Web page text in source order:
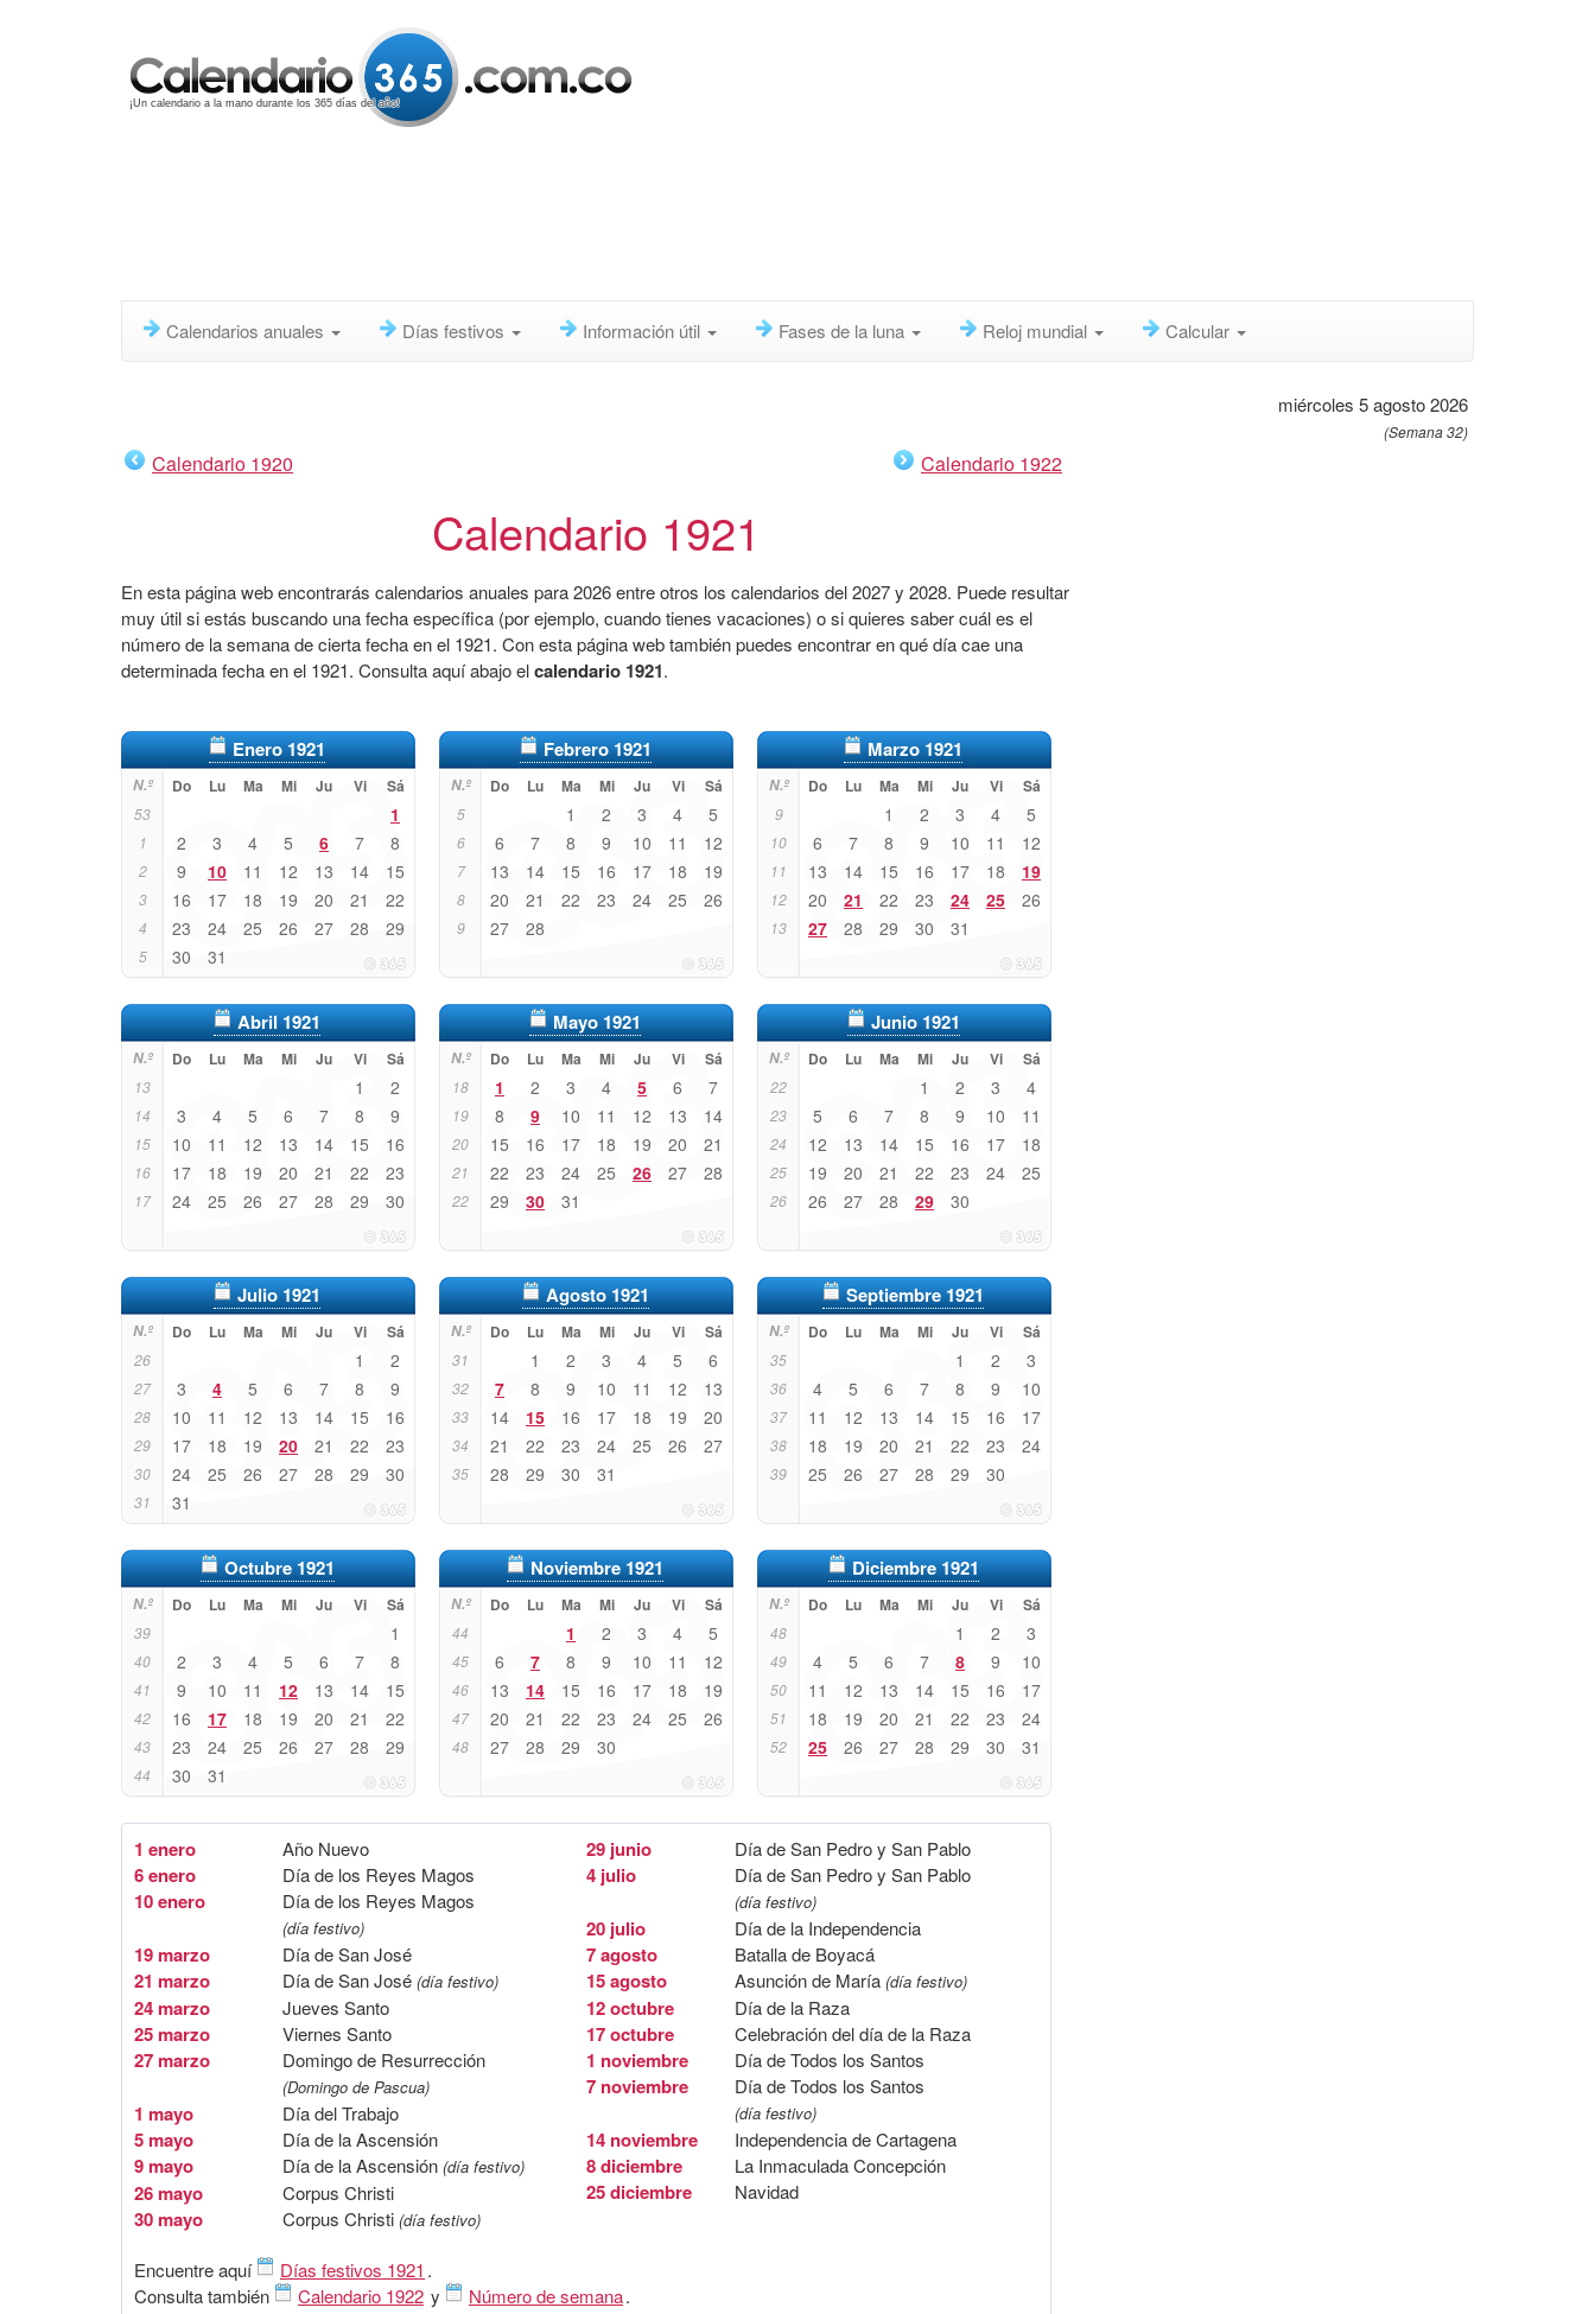
¡Un calendario a la mano durante los 365 días del año!
Calendarios anuales Días festivos Información útil Fases de la luna Reloj mundial Calcular
miércoles 5 agosto 2026
(Semana 32)
Calendario 1920 Calendario 1922
Calendario 1921
En esta página web encontrarás calendarios anuales para 2026 entre otros los calendarios del 2027 y 2028. Puede resultar
muy útil si estás buscando una fecha específica (por ejemplo, cuando tienes vacaciones) o si quieres saber cuál es el
número de la semana de cierta fecha en el 1921. Con esta página web también puedes encontrar en qué día cae una
determinada fecha en el 1921. Consulta aquí abajo elcalendario 1921.
Enero 1921
N.º Do Lu Ma Mi Ju Vi Sá
53 1
1 2 3 4 5 6 7 8
2 9 10 11 12 13 14 15
3 16 17 18 19 20 21 22
4 23 24 25 26 27 28 29
5 30 31
Febrero 1921
N.º Do Lu Ma Mi Ju Vi Sá
5 1 2 3 4 5
6 6 7 8 9 10 11 12
7 13 14 15 16 17 18 19
8 20 21 22 23 24 25 26
9 27 28
Marzo 1921
N.º Do Lu Ma Mi Ju Vi Sá
9 1 2 3 4 5
10 6 7 8 9 10 11 12
11 13 14 15 16 17 18 19
12 20 21 22 23 24 25 26
13 27 28 29 30 31
Abril 1921
N.º Do Lu Ma Mi Ju Vi Sá
13 1 2
14 3 4 5 6 7 8 9
15 10 11 12 13 14 15 16
16 17 18 19 20 21 22 23
17 24 25 26 27 28 29 30
Mayo 1921
N.º Do Lu Ma Mi Ju Vi Sá
18 1 2 3 4 5 6 7
19 8 9 10 11 12 13 14
20 15 16 17 18 19 20 21
21 22 23 24 25 26 27 28
22 29 30 31
Junio 1921
N.º Do Lu Ma Mi Ju Vi Sá
22 1 2 3 4
23 5 6 7 8 9 10 11
24 12 13 14 15 16 17 18
25 19 20 21 22 23 24 25
26 26 27 28 29 30
Julio 1921
N.º Do Lu Ma Mi Ju Vi Sá
26 1 2
27 3 4 5 6 7 8 9
28 10 11 12 13 14 15 16
29 17 18 19 20 21 22 23
30 24 25 26 27 28 29 30
31 31
Agosto 1921
N.º Do Lu Ma Mi Ju Vi Sá
31 1 2 3 4 5 6
32 7 8 9 10 11 12 13
33 14 15 16 17 18 19 20
34 21 22 23 24 25 26 27
35 28 29 30 31
Septiembre 1921
N.º Do Lu Ma Mi Ju Vi Sá
35 1 2 3
36 4 5 6 7 8 9 10
37 11 12 13 14 15 16 17
38 18 19 20 21 22 23 24
39 25 26 27 28 29 30
Octubre 1921
N.º Do Lu Ma Mi Ju Vi Sá
39 1
40 2 3 4 5 6 7 8
41 9 10 11 12 13 14 15
42 16 17 18 19 20 21 22
43 23 24 25 26 27 28 29
44 30 31
Noviembre 1921
N.º Do Lu Ma Mi Ju Vi Sá
44 1 2 3 4 5
45 6 7 8 9 10 11 12
46 13 14 15 16 17 18 19
47 20 21 22 23 24 25 26
48 27 28 29 30
Diciembre 1921
N.º Do Lu Ma Mi Ju Vi Sá
48 1 2 3
49 4 5 6 7 8 9 10
50 11 12 13 14 15 16 17
51 18 19 20 21 22 23 24
52 25 26 27 28 29 30 31
1 enero Año Nuevo
6 enero Día de los Reyes Magos
10 enero Día de los Reyes Magos
(día festivo)
19 marzo Día de San José
21 marzo Día de San José (día festivo)
24 marzo Jueves Santo
25 marzo Viernes Santo
27 marzo Domingo de Resurrección
(Domingo de Pascua)
1 mayo Día del Trabajo
5 mayo Día de la Ascensión
9 mayo Día de la Ascensión (día festivo)
26 mayo Corpus Christi
30 mayo Corpus Christi (día festivo)
29 junio Día de San Pedro y San Pablo
4 julio Día de San Pedro y San Pablo
(día festivo)
20 julio Día de la Independencia
7 agosto Batalla de Boyacá
15 agosto Asunción de María (día festivo)
12 octubre Día de la Raza
17 octubre Celebración del día de la Raza
1 noviembre Día de Todos los Santos
7 noviembre Día de Todos los Santos
(día festivo)
14 noviembre Independencia de Cartagena
8 diciembre La Inmaculada Concepción
25 diciembre Navidad
Encuentre aquí Días festivos 1921 .
Consulta también
Calendario 1922 y Número de semana.